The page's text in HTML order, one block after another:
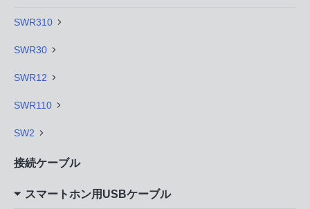
SWR310
SWR30
SWR12
SWR110
SW2
接続ケーブル
スマートホン用USBケーブル